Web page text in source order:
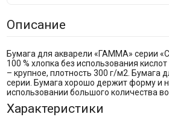
Описание
Бумага для акварели «ГАММА» серии
100 % хлопка без использования
– крупное, плотность 300 г/м2. Бумага
серии. Бумага хорошо держит форму и
использовании большого количества
Характеристики